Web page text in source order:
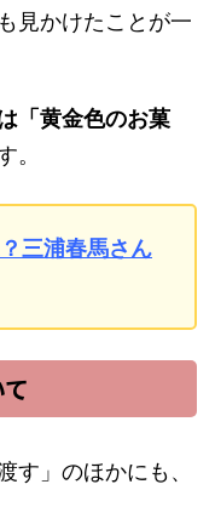
見かけたことが一
「黄金色のお菓
。
三浦春馬さん
す」のほかにも、